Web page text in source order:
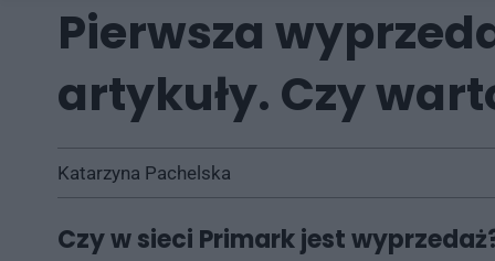
Pierwsza
artykuły. Czy
Katarzyna Pachelska
Czy w sieci Primark jest